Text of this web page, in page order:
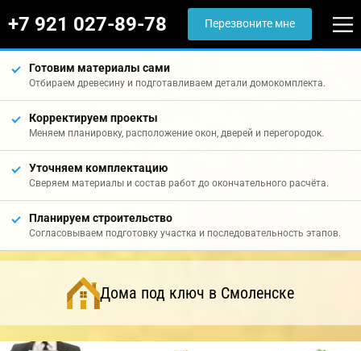
+7 921 027-89-78 Перезвоните мне
Готовим материалы сами
Отбираем древесину и подготавливаем детали домокомплекта.
Корректируем проекты
Меняем планировку, расположение окон, дверей и перегородок.
Уточняем комплектацию
Сверяем материалы и состав работ до окончательного расчёта.
Планируем строительство
Согласовываем подготовку участка и последовательность этапов.
Дома под ключ в Смоленске